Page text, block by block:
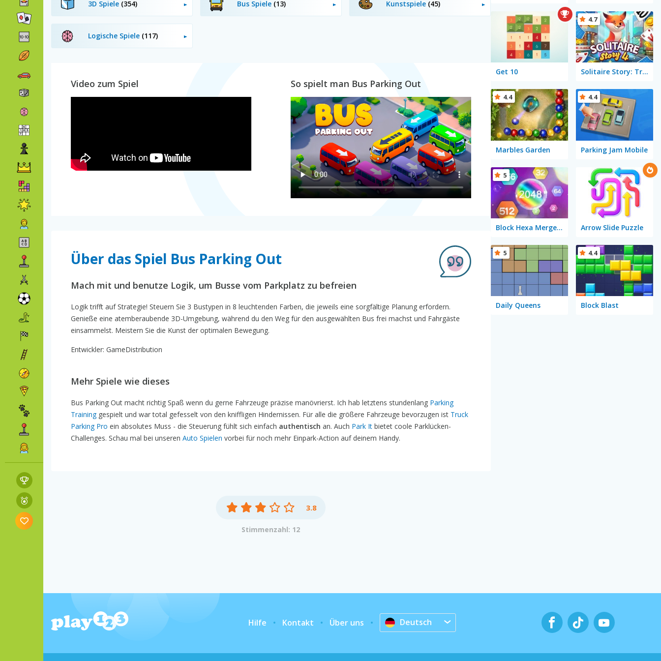
3D Spiele (354) Bus Spiele (13) Kunstspiele (45)
Logische Spiele (117)
Video zum Spiel So spielt man Bus Parking Out
Über das Spiel Bus Parking Out
Mach mit und benutze Logik, um Busse vom Parkplatz zu befreien
Logik trifft auf Strategie! Steuern Sie 3 Bustypen in 8 leuchtenden Farben, die jeweils eine sorgfältige Planung erfordern.
Genieße eine atemberaubende 3D-Umgebung, während du den Weg für den ausgewählten Bus frei machst und Fahrgäste
einsammelst. Meistern Sie die Kunst der optimalen Bewegung.
Entwickler: GameDistribution
Mehr Spiele wie dieses
Bus Parking Out macht richtig Spaß wenn du gerne Fahrzeuge präzise manövrierst. Ich hab letztens stundenlang Parking
Traininggespielt und war total gefesselt von den kniffligen Hindernissen. Für alle die größere Fahrzeuge bevorzugen ist Truck
Parking Pro ein absolutes Muss - die Steuerung fühlt sich einfach authentisch an. Auch Park It bietet coole Parklücken-
Challenges. Schau mal bei unseren Auto Spielen vorbei für noch mehr Einpark-Action auf deinem Handy.
3.8
Stimmenzahl: 12
Get 10 Solitaire Story: TriPeaks 4
4.7
Marbles Garden
4.4
Parking Jam Mobile
4.4
Block Hexa Merge 2048
5
Arrow Slide Puzzle
Daily Queens
5
Block Blast
4.4
Hilfe Kontakt Über uns Deutsch